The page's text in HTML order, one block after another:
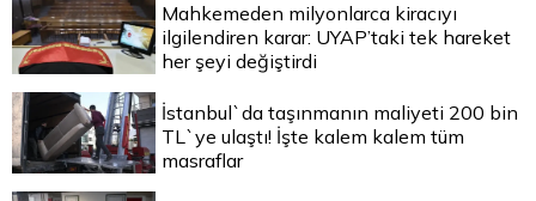
Mahkemeden milyonlarca kiracıyı
ilgilendiren karar: UYAP’taki tek hareket
her şeyi değiştirdi
İstanbul`da taşınmanın maliyeti 200 bin
TL`ye ulaştı! İşte kalem kalem tüm
masraflar